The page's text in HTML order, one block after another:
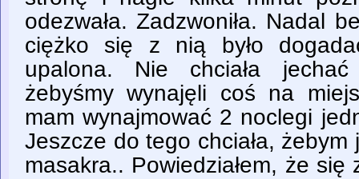
odezwała. Zadzwoniła. Nadal
ciężko się z nią było
upalona. Nie chciała
żebyśmy wynajęli coś na
mam wynajmować 2 noclegi
Jeszcze do tego chciała, żebym
masakra.. Powiedziałem, że się